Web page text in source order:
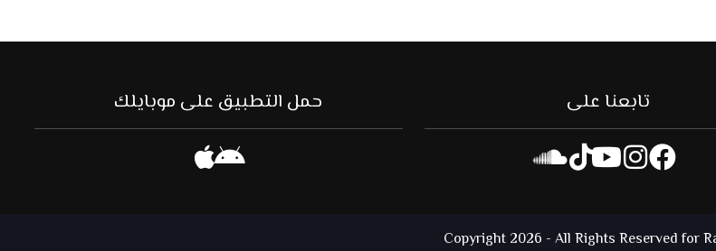
تابعنا على حمل التطبيق على موبايلك
Copyright 2026 - All Rights Reserved for